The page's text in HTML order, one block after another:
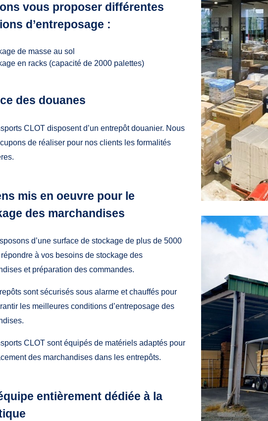
vous proposer différentes
d’entreposage :
de masse au sol
en racks (capacité de 2000 palettes)
des douanes
CLOT disposent d’un entrepôt douanier. Nous
de réaliser pour nos clients les formalités
mis en oeuvre pour le
des marchandises
d’une surface de stockage de plus de 5000
répondre à vos besoins de stockage des
et préparation des commandes.
sont sécurisés sous alarme et chauffés pour
les meilleures conditions d’entreposage des
CLOT sont équipés de matériels adaptés pour
des marchandises dans les entrepôts.
entièrement dédiée à la